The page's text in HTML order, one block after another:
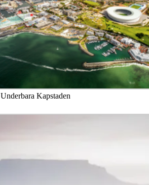
Underbara Kapstaden